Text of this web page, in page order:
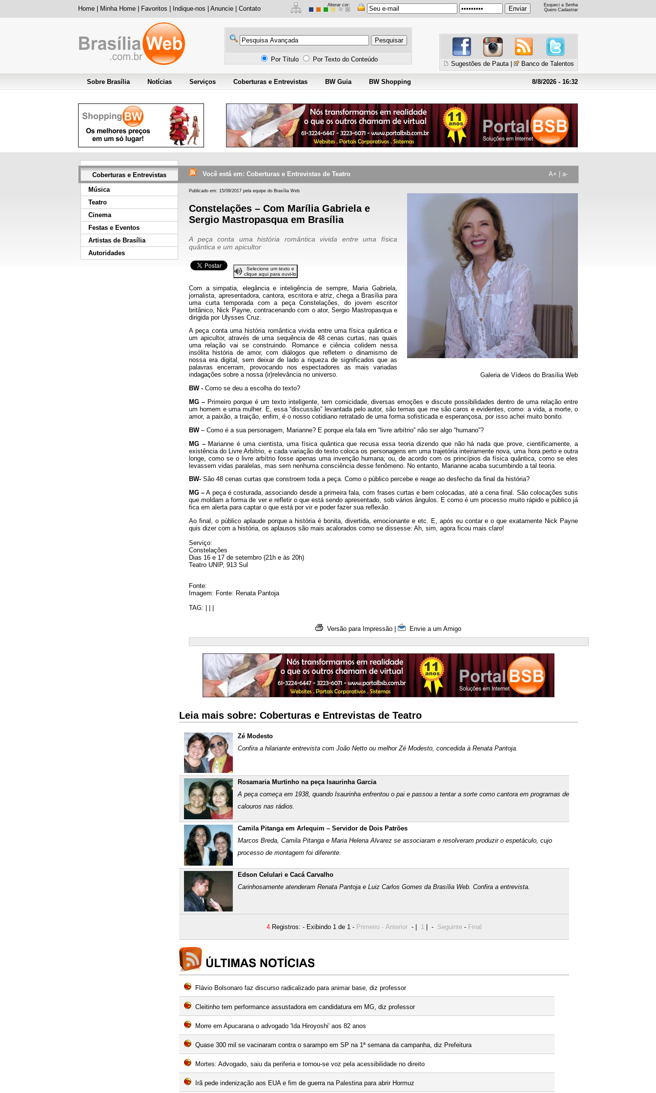
Home Minha Home Favoritos Indique-nos Anuncie Contato Alterar cor:
Esqueci a Senha
Quero Cadastrar
Por Título Por Texto do Conteúdo
Sugestões de Pauta| Banco de Talentos
Sobre Brasília Notícias Serviços Coberturas e Entrevistas BW Guia BW Shopping 8/8/2026 - 16:32
Coberturas e Entrevistas Você está em: Coberturas e Entrevistas de Teatro A+ a-
Música
Teatro
Cinema
Festas e Eventos
Artistas de Brasília
Autoridades
Galeria de Vídeos do Brasília Web
Publicado em: 15/09/2017 pela equipe do Brasília Web
Constelações – Com Marília Gabriela e
Sergio Mastropasqua em Brasília
A peça conta uma história romântica vivida entre uma física
quântica e um apicultor
Selecione um texto e
clique aqui para ouvi-lo
Com a simpatia, elegância e inteligência de sempre, Maria Gabriela,
jornalista, apresentadora, cantora, escritora e atriz, chega a Brasília para
uma curta temporada com a peça Constelações, do jovem escritor
britânico, Nick Payne, contracenando com o ator, Sergio Mastropasqua e
dirigida por Ulysses Cruz.
A peça conta uma história romântica vivida entre uma física quântica e
um apicultor, através de uma sequência de 48 cenas curtas, nas quais
uma relação vai se construindo. Romance e ciência colidem nessa
insólita história de amor, com diálogos que refletem o dinamismo de
nossa era digital, sem deixar de lado a riqueza de significados que as
palavras encerram, provocando nos espectadores as mais variadas
indagações sobre a nossa (ir)relevância no universo.
BW - Como se deu a escolha do texto?
MG –Primeiro porque é um texto inteligente, tem comicidade, diversas emoções e discute possibilidades dentro de uma relação entre
um homem e uma mulher. E, essa “discussão” levantada pelo autor, são temas que me são caros e evidentes, como: a vida, a morte, o
amor, a paixão, a traição, enfim, é o nosso cotidiano retratado de uma forma sofisticada e esperançosa, por isso achei muito bonito.
BW – Como é a sua personagem, Marianne? E porque ela fala em “livre arbítrio” não ser algo “humano”?
MG –Marianne é uma cientista, uma física quântica que recusa essa teoria dizendo que não há nada que prove, cientificamente, a
existência do Livre Arbítrio, e cada variação do texto coloca os personagens em uma trajetória inteiramente nova, uma hora perto e outra
longe, como se o livre arbítrio fosse apenas uma invenção humana; ou, de acordo com os princípios da física quântica, como se eles
levassem vidas paralelas, mas sem nenhuma consciência desse fenômeno. No entanto, Marianne acaba sucumbindo a tal teoria.
BW- São 48 cenas curtas que constroem toda a peça. Como o público percebe e reage ao desfecho da final da história?
MG – A peça é costurada, associando desde a primeira fala, com frases curtas e bem colocadas, até a cena final. São colocações sutis
que moldam a forma de ver e refletir o que está sendo apresentado, sob vários ângulos. E como é um processo muito rápido e público já
fica em alerta para captar o que está por vir e poder fazer sua reflexão.
Ao final, o público aplaude porque a história é bonita, divertida, emocionante e etc. E, após eu contar e o que exatamente Nick Payne
quis dizer com a história, os aplausos são mais acalorados como se dissesse: Ah, sim, agora ficou mais claro!
Serviço:
Constelações
Dias 16 e 17 de setembro (21h e às 20h)
Teatro UNIP, 913 Sul
Fonte:
Imagem: Fonte: Renata Pantoja
TAG: | | |
Versão para Impressão Envie a um Amigo
Leia mais sobre: Coberturas e Entrevistas de Teatro
Zé Modesto
Confira a hilariante entrevista com João Netto ou melhor Zé Modesto, concedida à Renata Pantoja.
Rosamaria Murtinho na peça Isaurinha Garcia
A peça começa em 1938, quando Isaurinha enfrentou o pai e passou a tentar a sorte como cantora em programas de
calouros nas rádios.
Camila Pitanga em Arlequim – Servidor de Dois Patrões
Marcos Breda, Camila Pitanga e Maria Helena Alvarez se associaram e resolveram produzir o espetáculo, cujo
processo de montagem foi diferente.
Edson Celulari e Cacá Carvalho
Carinhosamente atenderam Renata Pantoja e Luiz Carlos Gomes da Brasília Web. Confira a entrevista.
4 Registros: - Exibindo 1 de 1 - Primeiro - Anterior - | 1 | - Seguinte - Final
Flávio Bolsonaro faz discurso radicalizado para animar base, diz professor
Cleitinho tem performance assustadora em candidatura em MG, diz professor
Morre em Apucarana o advogado 'Ida Hiroyoshi' aos 82 anos
Quase 300 mil se vacinaram contra o sarampo em SP na 1ª semana da campanha, diz Prefeitura
Mortes: Advogado, saiu da periferia e tornou-se voz pela acessibilidade no direito
Irã pede indenização aos EUA e fim de guerra na Palestina para abrir Hormuz